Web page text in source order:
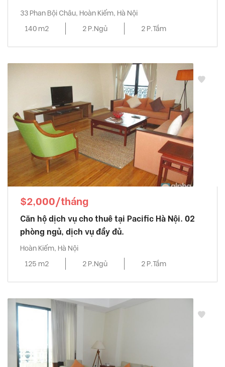
33 Phan Bội Châu, Hoàn Kiếm, Hà Nội
140 m2
2 P.Ngủ 2 P.Tắm
$2,000/tháng
Căn hộ dịch vụ cho thuê tại Pacific Hà Nội. 02
phòng ngủ, dịch vụ đầy đủ.
Hoàn Kiếm, Hà Nội
125 m2
2 P.Ngủ 2 P.Tắm